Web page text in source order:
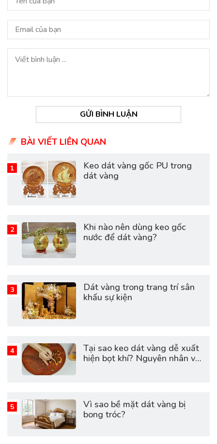
GỬI BÌNH LUẬN
BÀI VIẾT LIÊN QUAN
Keo dát vàng gốc PU trong
dát vàng
Khi nào nên dùng keo gốc
nước để dát vàng?
Dát vàng trong trang trí sân
khấu sự kiện
Tại sao keo dát vàng dễ xuất
hiện bọt khí? Nguyên nhân và
Vì sao bề mặt dát vàng bị
bong tróc?